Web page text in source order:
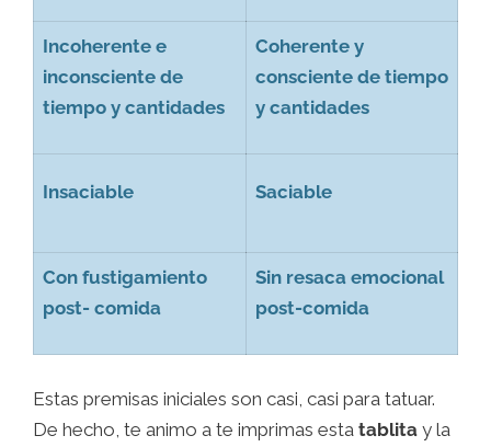
Incoherente e
inconsciente de
tiempo y cantidades
Coherente y
consciente de tiempo
y cantidades
Insaciable Saciable
Con fustigamiento
post- comida
Sin resaca emocional
post-comida
Estas premisas iniciales son casi, casi para tatuar.
De hecho, te animo a te imprimas esta tablita y la